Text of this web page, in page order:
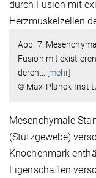
Abb. 7:
Fusion mit
deren
[mehr]
© Max-Planck-
Mesenchymale
(Stützgewebe)
Knochenmark
Eigenschaften